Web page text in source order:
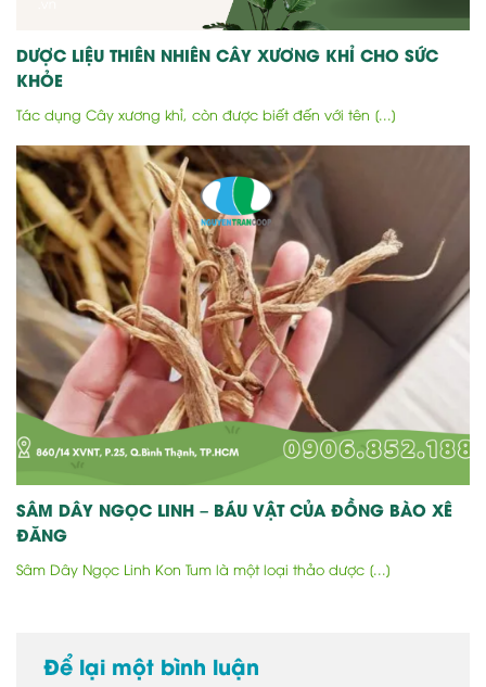
DƯỢC LIỆU THIÊN NHIÊN CÂY XƯƠNG KHỈ CHO SỨC
KHỎE
Tác dụng Cây xương khỉ, còn được biết đến với tên [...]
SÂM DÂY NGỌC LINH – BÁU VẬT CỦA ĐỒNG BÀO XÊ
ĐĂNG
Sâm Dây Ngọc Linh Kon Tum là một loại thảo dược [...]
Để lại một bình luận